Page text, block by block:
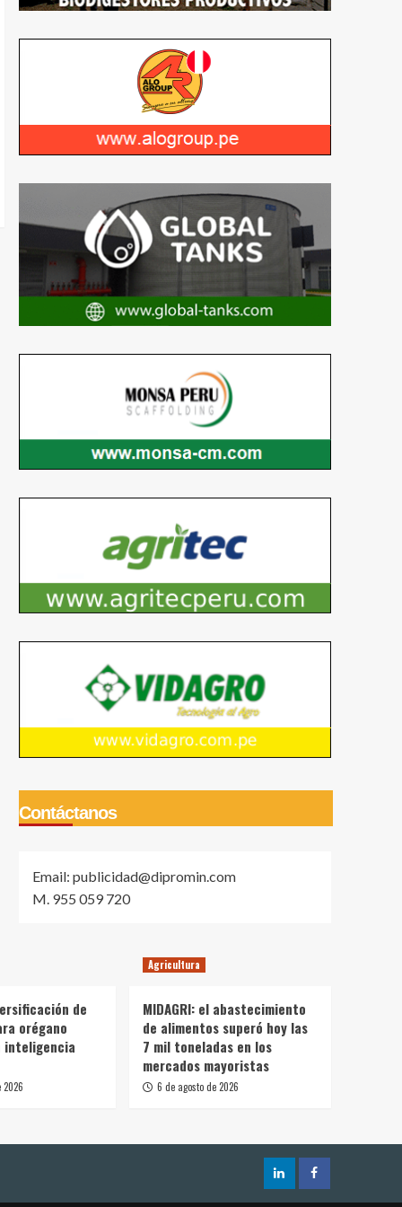
Contáctanos
Email: publicidad@dipromin.com
M. 955 059 720
de
orégano
inteligencia
2026
Agricultura
MIDAGRI: el abastecimiento
de alimentos superó hoy las
7 mil toneladas en los
mercados mayoristas
6 de agosto de 2026
LinkedInFacebook